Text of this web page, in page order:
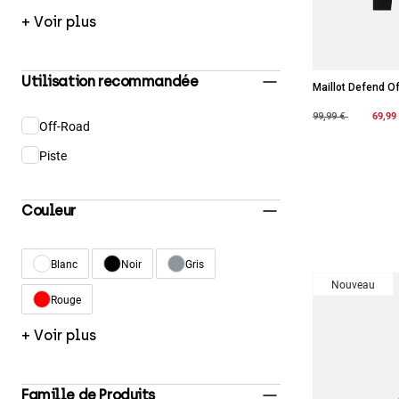
+ Voir plus
Utilisation recommandée
Off-Road
Affiner par Utilisation recommandée : Off-Road
Piste
Affiner par Utilisation recommandée : Piste
Couleur
Blanc
Affiner par Couleur : Blanc
Noir
Affiner par Couleur : Noir
Gris
Affiner par Couleur : Gris
Rouge
Affiner par Couleur : Rouge
+ Voir plus
Famille de Produits
Maillot Defend
Price reduced
99,99 €to 69,99
Nouveau